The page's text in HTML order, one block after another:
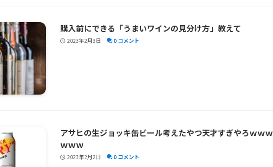
購入前にできる「うまいワインの見分け方」教えて
2023年2月3日 0 コメント
アサヒの生ジョッキ缶ビール考えたやつ天才すぎやろｗｗｗ
ｗｗｗ
2023年2月2日 0 コメント